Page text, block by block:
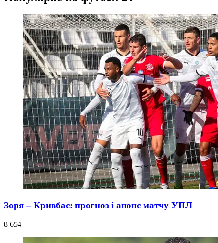
Зоря – Кривбас: прогноз і анонс матчу УПЛ
8 654